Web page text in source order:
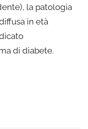
la patologia
in età
di diabete.